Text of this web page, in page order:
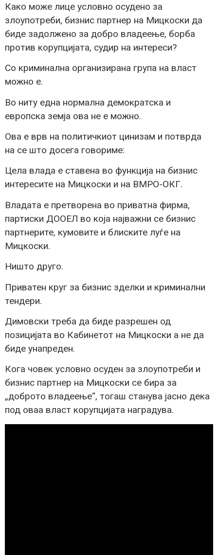
Како може лице условно осудено за
злоупотреби, бизнис партнер на Мицкоски да
биде задолжено за добро владеење, борба
против корупцијата, судир на интереси?
Со криминална организирана група на власт
можно е.
Во ниту една нормална демократска и
европска земја ова не е можно.
Ова е врв на политичкиот цинизам и потврда
на се што досега говориме:
Цела влада е ставена во функција на бизнис
интересите на Мицкоски и на ВМРО-ОКГ.
Владата е претворена во приватна фирма,
партиски ДООЕЛ во која најважни се бизнис
партнерите, кумовите и блиските луѓе на
Мицкоски.
Ништо друго.
Приватен круг за бизнис зделки и криминални
тендери.
Димовски треба да биде разрешен од
позицијата во Кабинетот на Мицкоски а не да
биде унапреден.
Кога човек условно осуден за злоупотреби и
бизнис партнер на Мицкоски се бира за
„доброто владеење“, тогаш станува јасно дека
под оваа власт корупцијата наградува.